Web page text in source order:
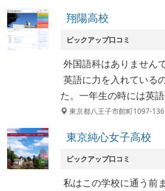
翔陽高校
ピックアップ口コミ
外国語科はありません
英語に力を入れている
た。一年生の時には英
東京都八王子市館町1097-136
東京純心女子高校
ピックアップ口コミ
私はこの学校に通う前